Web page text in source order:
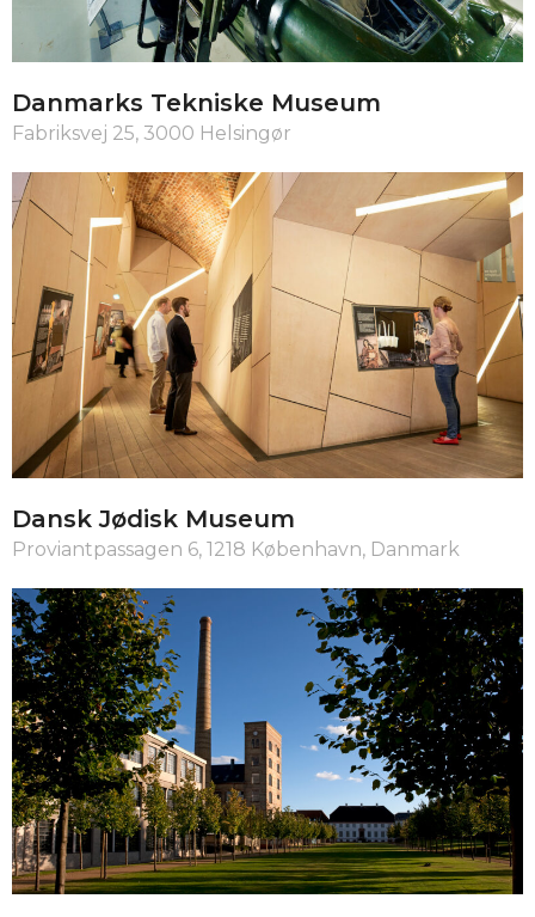
Danmarks Tekniske Museum
Fabriksvej 25, 3000 Helsingør
Dansk Jødisk Museum
Proviantpassagen 6, 1218 København, Danmark